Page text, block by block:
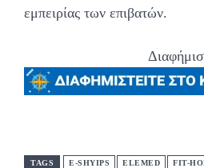
εμπειρίας των επιβατών.
TAGS E-SHYIPS ELEMED FIT-